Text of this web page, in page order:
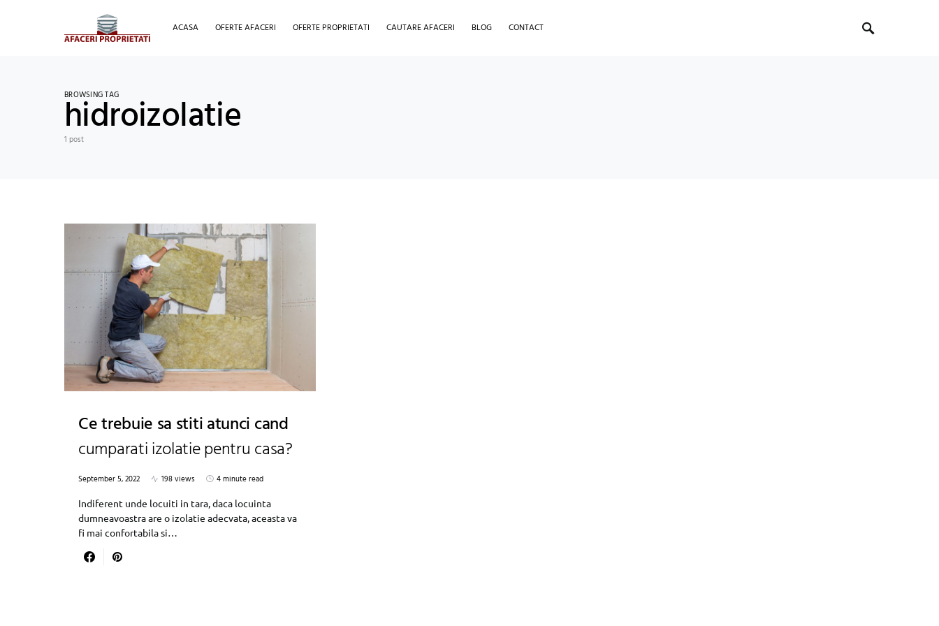
ACASA OFERTE AFACERI OFERTE PROPRIETATI CAUTARE AFACERI BLOG CONTACT
BROWSING TAG
hidroizolatie
1 post
Ce trebuie sa stiti atunci cand
cumparati izolatie pentru casa?
September 5, 2022 198 views
4 minute read
Indiferent unde locuiti in tara, daca locuinta
dumneavoastra are o izolatie adecvata, aceasta va
fi mai confortabila si…